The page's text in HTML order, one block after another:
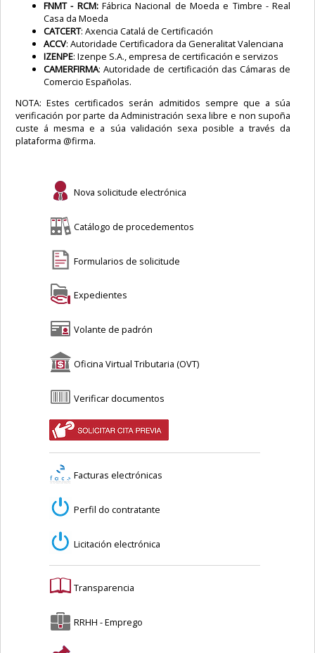
FNMT - RCM:Fábrica Nacional de Moeda e Timbre - Real
Casa da Moeda
CATCERT: Axencia Catalá de Certificación
ACCV: Autoridade Certificadora da Generalitat Valenciana
IZENPE: Izenpe S.A., empresa de certificación e servizos
CAMERFIRMA: Autoridade de certificación das Cámaras de
Comercio Españolas.
NOTA: Estes certificados serán admitidos sempre que a súa
verificación por parte da Administración sexa libre e non supoña
custe á mesma e a súa validación sexa posible a través da
plataforma @firma.
Nova solicitude electrónica
Catálogo de procedementos
Formularios de solicitude
Expedientes
Volante de padrón
Oficina Virtual Tributaria (OVT)
Verificar documentos
Facturas electrónicas
Perfil do contratante
Licitación electrónica
Transparencia
RRHH - Emprego